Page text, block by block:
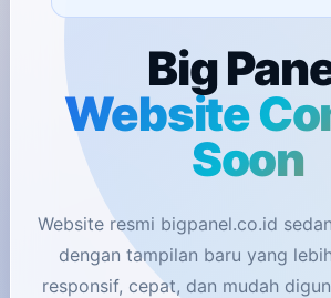
Big
Website
Soon
Website resmi bigpanel.co.id
dengan tampilan baru yang
responsif, cepat, dan mudah